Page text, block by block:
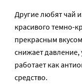
Другие любят чай
красивого темно-
прекрасным
снижает давление,
работает как
средство.